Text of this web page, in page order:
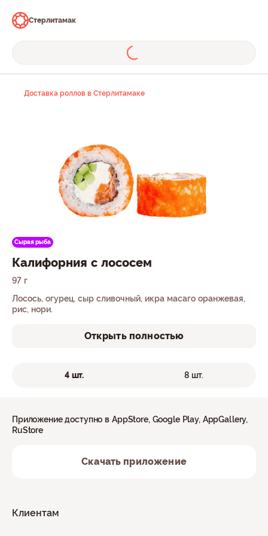
Стерлитамак
Доставка роллов в Стерлитамаке
Сырая рыба
Калифорния с лососем
97 г
Лосось, огурец, сыр сливочный, икра масаго оранжевая,
рис, нори.
Открыть полностью
4 шт. 8 шт.
Клиентам
Приложение доступно в AppStore, Google Play, AppGallery,
RuStore
Скачать приложение